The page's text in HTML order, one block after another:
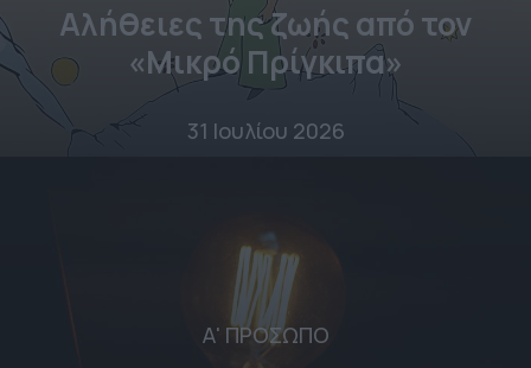
Αλήθειες της ζωής από τον
«Μικρό Πρίγκιπα»
31 Ιουλίου 2026
Α' ΠΡΟΣΩΠΟ